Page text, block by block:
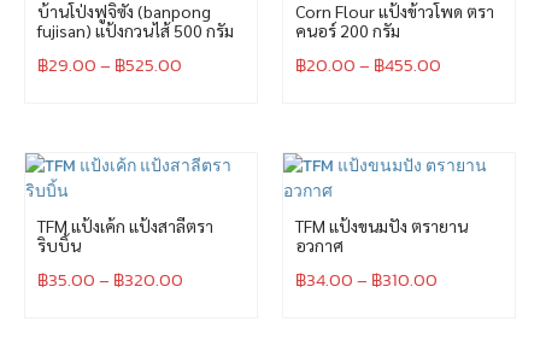
บ้านโป่งฟูจิซัง (banpong
fujisan) แป้งกวนไส้ 500 กรัม
฿29.00– ฿525.00
Corn Flour แป้งข้าวโพด ตรา
คนอร์ 200 กรัม
฿20.00– ฿455.00
TFM แป้งเค้ก แป้งสาลีตรา
ริบบิ้น
฿35.00– ฿320.00
TFM แป้งขนมปัง ตรายาน
อวกาศ
฿34.00– ฿310.00